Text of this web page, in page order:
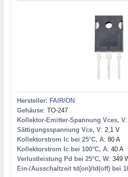
Hersteller: FAIR/ON
Gehäuse: TO-247
Kollektor-Emitter-Spannung Vces, V
Sättigungsspannung Vce, V: 2,1 V
Kollektorstrom Ic bei 25°C, A: 80 A
Kollektorstrom Ic bei 100°C, A: 40 A
Verlustleistung Pd bei 25°C, W: 349
Ein-/Ausschaltzeit td(on)/td(off) bei